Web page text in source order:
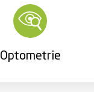
Optometrie